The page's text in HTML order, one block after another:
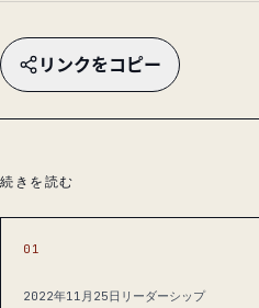
リンクをコピー
続きを読む
01
2022年11月25日 リーダーシップ